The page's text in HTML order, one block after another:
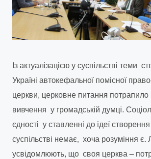
Із актуалізацією у суспільстві теми
Україні автокефальної помісної
церкви, церковне питання потрапило
вивчення у громадській думці.
єдності у ставленні до ідеї
суспільстві немає, хоча розуміння є.
усвідомлюють, що своя церква –